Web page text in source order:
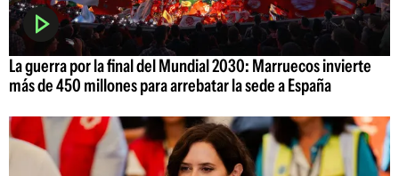
La guerra por la final del Mundial 2030: Marruecos invierte
más de 450 millones para arrebatar la sede a España